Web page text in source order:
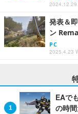
発表＆
ン
PC
2025.4.23
EAで
の時